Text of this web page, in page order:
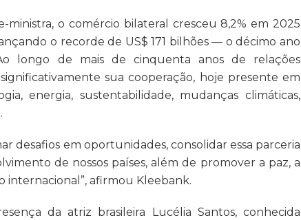
ministra, o comércio bilateral cresceu 8,2% em 2025
o recorde de US$ 171 bilhões — o décimo ano
longo de mais de cinquenta anos de relações
sua cooperação, hoje presente em
energia, sustentabilidade, mudanças climáticas,
desafios em oportunidades, consolidar essa parceria
de nossos países, além de promover a paz, a
internacional”, afirmou Kleebank.
da atriz brasileira Lucélia Santos, conhecida